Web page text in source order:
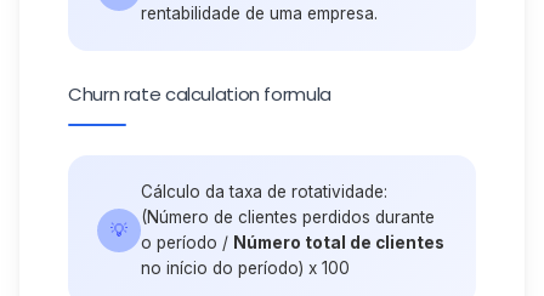
rentabilidade de uma empresa.
Churn rate calculation formula
💡
Cálculo da taxa de rotatividade:
(Número de clientes perdidos durante
o período / Número total de clientes
no início do período) x 100